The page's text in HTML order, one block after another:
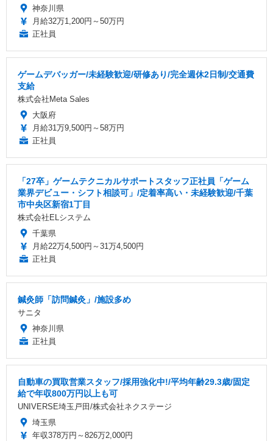
神奈川県
月給32万1,200円～50万円
正社員
ゲームデバッガー/未経験歓迎/研修あり/完全週休2日制/交通費
支給
株式会社Meta Sales
大阪府
月給31万9,500円～58万円
正社員
「27卒」ゲームテクニカルサポートスタッフ正社員「ゲーム
業界デビュー・シフト相談可」/定着率高い・未経験歓迎/千葉
市中央区新宿1丁目
株式会社ELシステム
千葉県
月給22万4,500円～31万4,500円
正社員
鍼灸師「訪問鍼灸」/施設多め
サニタ
神奈川県
正社員
自動車の買取営業スタッフ/採用強化中!/平均年齢29.3歳/固定
給で年収800万円以上も可
UNIVERSE埼玉戸田/株式会社ネクステージ
埼玉県
年収378万円～826万2,000円